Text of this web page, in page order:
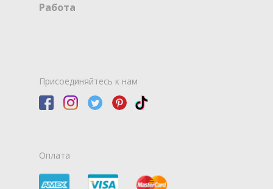
Работа
Присоединяйтесь к нам
Оплата